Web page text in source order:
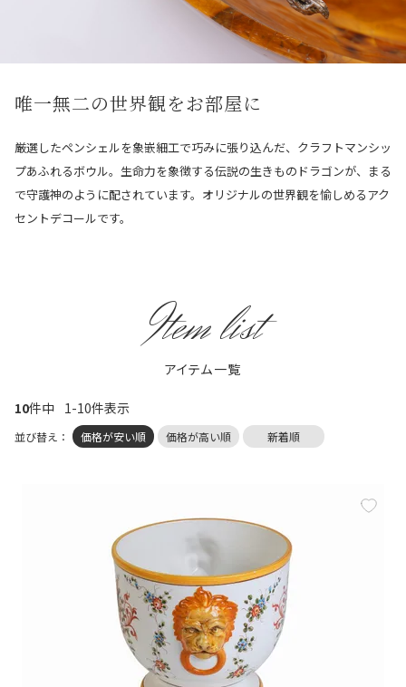
唯一無二の世界観をお部屋に
厳選したペンシェルを象嵌細工で巧みに張り込んだ、クラフトマンシッ
プあふれるボウル。生命力を象徴する伝説の生きものドラゴンが、まる
で守護神のように配されています。オリジナルの世界観を愉しめるアク
セントデコールです。
Item list
アイテム一覧
並び替え 価格が安い順 価格が高い順 新着順
10件中 1-10件表示